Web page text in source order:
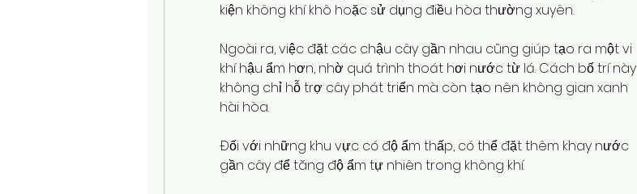
kiện không khí khô hoặc sử dụng điều hòa thường xuyên.
Ngoài ra, việc đặt các chậu cây gần nhau cũng giúp tạo ra một vi
khí hậu ẩm hơn, nhờ quá trình thoát hơi nước từ lá. Cách bố trí này
không chỉ hỗ trợ cây phát triển mà còn tạo nên không gian xanh
hài hòa.
Đối với những khu vực có độ ẩm thấp, có thể đặt thêm khay nước
gần cây để tăng độ ẩm tự nhiên trong không khí.